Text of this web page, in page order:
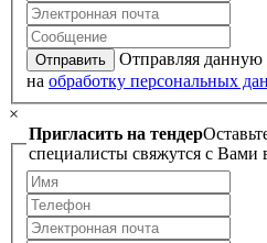
Отправить
Отправляя данную
на обработку персональных
×
Пригласить на тендер
специалисты свяжутся с Вами